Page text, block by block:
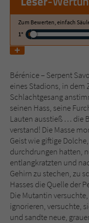
Zum Bewerten, einfach
1°
Bérénice – Serpent
eines Stadions, in dem
Schlachtgesang
seinen Hass, seine
Lauten ausstieß … die
verstand! Die Masse
Geist wie giftige
durchdrungen hatten,
entlangkratzten und
Gehirn zu stechen, zu
Hasses die Quelle der
Die Mutantin
ignorieren, versuchte,
und sandte neue,
Name
Anbieter
Zweck
Name
Anbieter
Laufzeit
Zweck